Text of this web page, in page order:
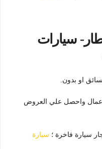
سيارات
او بدون.
واحصل علي العروض
سيارة فاخرة ؛ سيارة